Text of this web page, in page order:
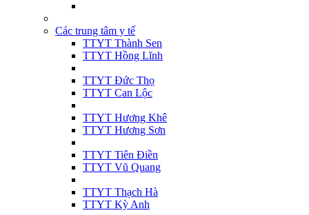
Các trung tâm y tế
TTYT Thành Sen
TTYT Hồng Lĩnh
TTYT Đức Thọ
TTYT Can Lộc
TTYT Hương Khê
TTYT Hương Sơn
TTYT Tiên Điền
TTYT Vũ Quang
TTYT Thạch Hà
TTYT Kỳ Anh